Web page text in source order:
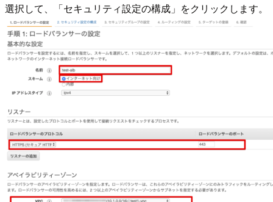
選択して、「セキュリティ設定の構成」をクリックします。